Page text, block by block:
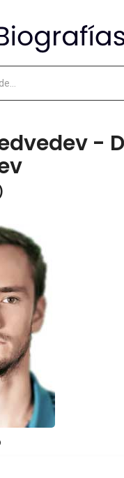
-